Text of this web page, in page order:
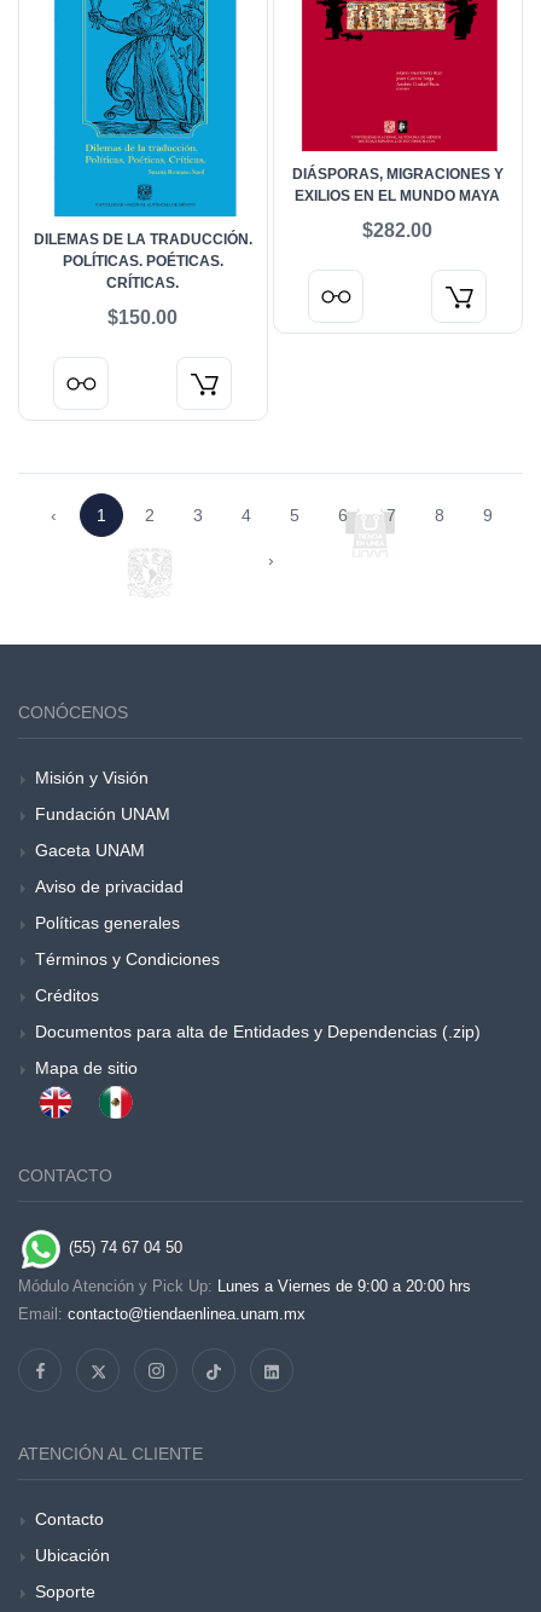
DIÁSPORAS, MIGRACIONES Y
EXILIOS EN EL MUNDO MAYA
$282.00
DILEMAS DE LA TRADUCCIÓN.
POLÍTICAS. POÉTICAS.
CRÍTICAS.
$150.00
‹ 1 2 3 4 5 6 7 8 9
›
CONÓCENOS
Misión y Visión
Fundación UNAM
Gaceta UNAM
Aviso de privacidad
Políticas generales
Términos y Condiciones
Créditos
Documentos para alta de Entidades y Dependencias (.zip)
Mapa de sitio
CONTACTO
(55) 74 67 04 50
Módulo Atención y Pick Up: Lunes a Viernes de 9:00 a 20:00 hrs
Email: contacto@tiendaenlinea.unam.mx
ATENCIÓN AL CLIENTE
Contacto
Ubicación
Soporte